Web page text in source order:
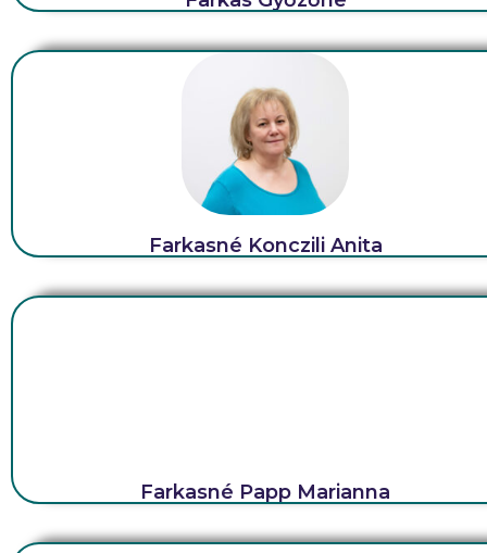
Farkasné Konczili Anita
Farkasné Papp Marianna